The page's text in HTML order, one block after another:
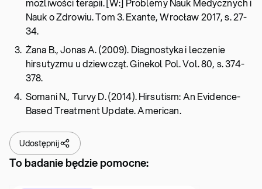
Nauk o Zdrowiu. Tom 3. Exante, Wrocław 2017, s. 27-
34.
Żana B., Jonas A. (2009). Diagnostyka i leczenie
hirsutyzmu u dziewcząt. Ginekol Pol. Vol. 80, s. 374-
378.
Somani N., Turvy D. (2014). Hirsutism: An Evidence-
Based Treatment Update. American.
Udostępnij
To badanie będzie pomocne: